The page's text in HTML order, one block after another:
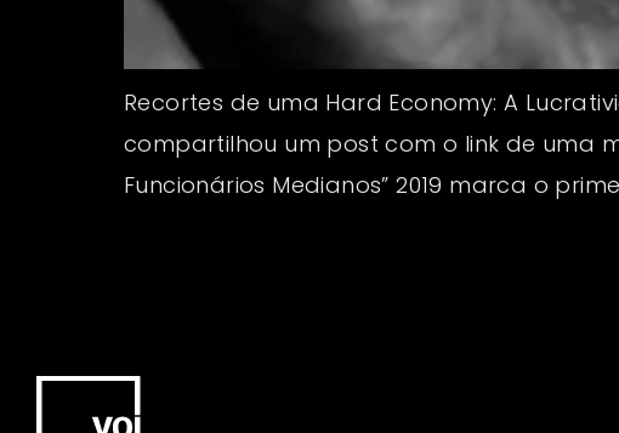
Recortes de uma Hard Economy: A
compartilhou um post com o link de uma
Funcionários Medianos” 2019 marca o